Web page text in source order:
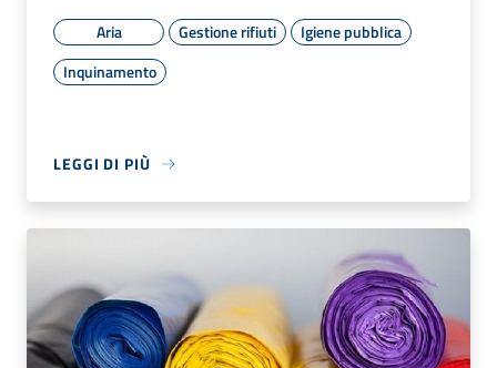
Aria Gestione rifiuti
Igiene pubblica
Inquinamento
LEGGI DI PIÙ